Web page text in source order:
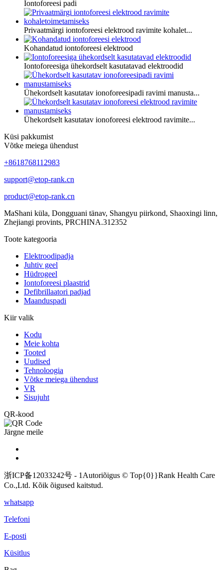
Iontoforeesi padi
Privaatmärgi iontoforeesi elektrood ravimite kohalet...
Kohandatud iontoforeesi elektrood
Iontoforeesiga ühekordselt kasutatavad elektroodid
Ühekordselt kasutatav ionoforeesipadi ravimi manusta...
Ühekordselt kasutatav ionoforeesi elektrood ravimite...
Küsi pakkumist
Võtke meiega ühendust
+8618768112983
support@etop-rank.cn
product@etop-rank.cn
MaShani küla, Dongguani tänav, Shangyu piirkond, Shaoxingi linn,
Zhejiangi provints, PRCHINA.312352
Toote kategooria
Elektroodipadja
Juhtiv geel
Hüdrogeel
Iontoforeesi plaastrid
Defibrillaatori padjad
Maanduspadi
Kiir valik
Kodu
Meie kohta
Tooted
Uudised
Tehnoloogia
Võtke meiega ühendust
VR
Sisujuht
QR-kood
Järgne meile
浙ICP备12033242号 - 1Autoriõigus © Top{0}}Rank Health Care
Co.,Ltd. Kõik õigused kaitstud.
whatsapp
Telefoni
E-posti
Küsitlus